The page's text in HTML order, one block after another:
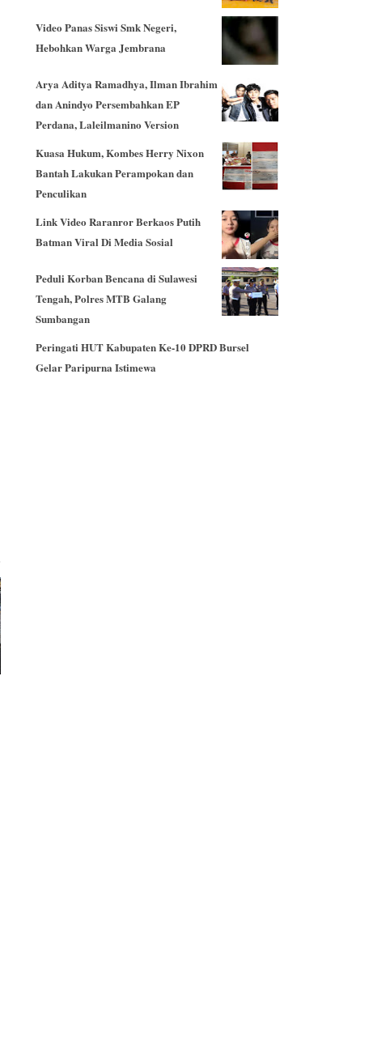
Video Panas Siswi Smk Negeri,
Hebohkan Warga Jembrana
Arya Aditya Ramadhya, Ilman Ibrahim
dan Anindyo Persembahkan EP
Perdana, Laleilmanino Version
Kuasa Hukum, Kombes Herry Nixon
Bantah Lakukan Perampokan dan
Penculikan
Link Video Raranror Berkaos Putih
Batman Viral Di Media Sosial
Peduli Korban Bencana di Sulawesi
Tengah, Polres MTB Galang
Sumbangan
Peringati HUT Kabupaten Ke-10 DPRD Bursel
Gelar Paripurna Istimewa